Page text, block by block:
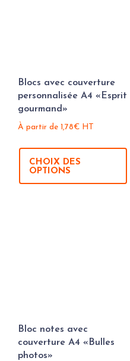
Blocs avec couverture
personnalisée A4 «Esprit
gourmand»
À partir de 1,78€ HT
CHOIX DES
OPTIONS
Bloc notes avec
couverture A4 «Bulles
photos»